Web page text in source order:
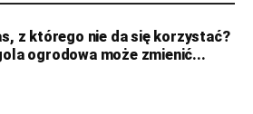
z którego nie da się korzystać?
ogrodowa może zmienić...